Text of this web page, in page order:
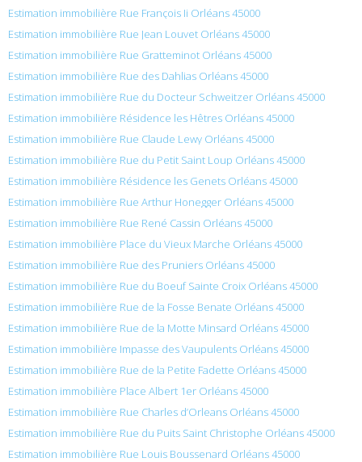
Estimation immobilière Rue François Ii Orléans 45000
Estimation immobilière Rue Jean Louvet Orléans 45000
Estimation immobilière Rue Gratteminot Orléans 45000
Estimation immobilière Rue des Dahlias Orléans 45000
Estimation immobilière Rue du Docteur Schweitzer Orléans 45000
Estimation immobilière Résidence les Hêtres Orléans 45000
Estimation immobilière Rue Claude Lewy Orléans 45000
Estimation immobilière Rue du Petit Saint Loup Orléans 45000
Estimation immobilière Résidence les Genets Orléans 45000
Estimation immobilière Rue Arthur Honegger Orléans 45000
Estimation immobilière Rue René Cassin Orléans 45000
Estimation immobilière Place du Vieux Marche Orléans 45000
Estimation immobilière Rue des Pruniers Orléans 45000
Estimation immobilière Rue du Boeuf Sainte Croix Orléans 45000
Estimation immobilière Rue de la Fosse Benate Orléans 45000
Estimation immobilière Rue de la Motte Minsard Orléans 45000
Estimation immobilière Impasse des Vaupulents Orléans 45000
Estimation immobilière Rue de la Petite Fadette Orléans 45000
Estimation immobilière Place Albert 1er Orléans 45000
Estimation immobilière Rue Charles d’Orleans Orléans 45000
Estimation immobilière Rue du Puits Saint Christophe Orléans 45000
Estimation immobilière Rue Louis Boussenard Orléans 45000